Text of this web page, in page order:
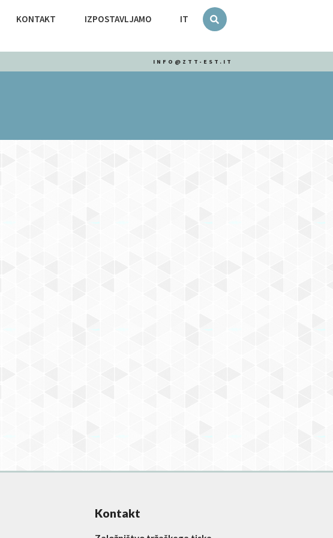
KONTAKT IZPOSTAVLJAMO IT
INFO@ZTT-EST.IT
Kontakt